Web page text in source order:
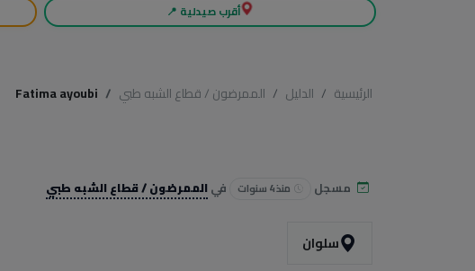
أقرب صيدلية 📍
الرئيسية الدليل الممرضون / قطاع الشبه طبي Fatima ayoubi
مسجل منذ 4 سنوات فيالممرضون / قطاع الشبه طبي
سلوان